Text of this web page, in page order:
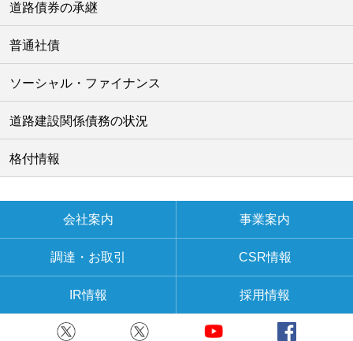
道路債券の承継
普通社債
ソーシャル・ファイナンス
道路建設関係債務の状況
格付情報
会社案内 事業案内
調達・お取引 CSR情報
IR情報 採用情報